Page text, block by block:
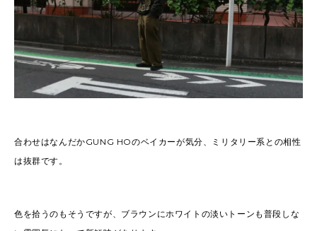
合わせはなんだかGUNG HOのベイカーが気分、ミリタリー系との相性
は抜群です。
色を拾うのもそうですが、ブラウンにホワイトの淡いトーンも普段しな